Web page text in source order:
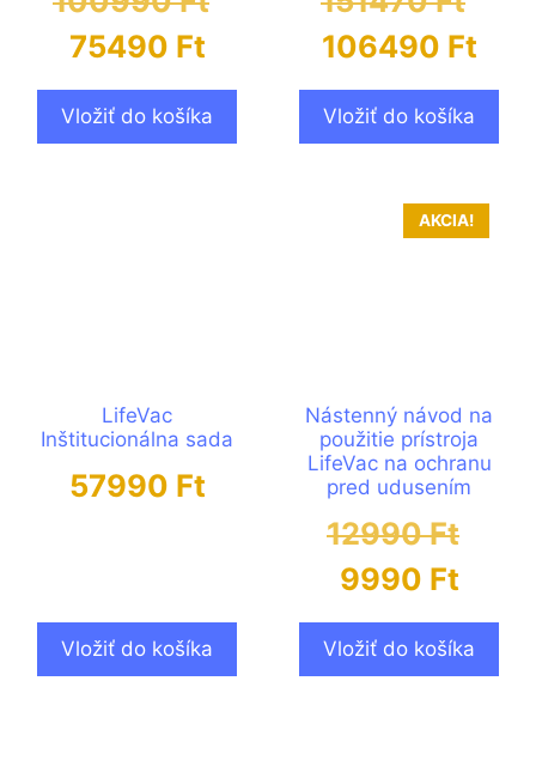
75490 Ft
Vložiť do košíka
106490 Ft
Vložiť do košíka
LifeVac
Inštitucionálna sada
57990 Ft
Vložiť do košíka
AKCIA!
Nástenný návod na
použitie prístroja
LifeVac na ochranu
pred udusením
12990Ft
9990 Ft
Vložiť do košíka